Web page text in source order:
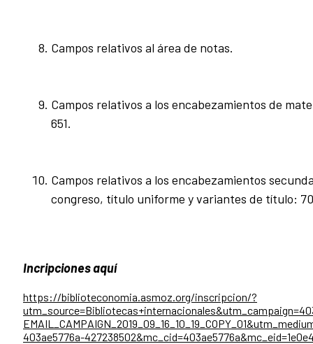
Campos relativos al área de notas.
Campos relativos a los encabezamientos de
651.
Campos relativos a los encabezamientos
congreso, título uniforme y variantes de título:
Incripciones aquí
https://biblioteconomia.asmoz.org/inscripcion/?
403ae5776a-